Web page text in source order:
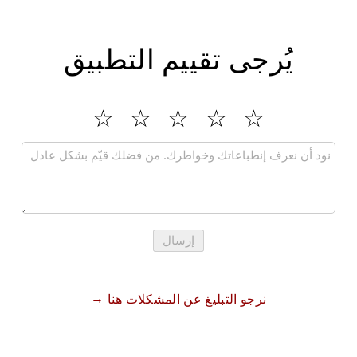
يُرجى تقييم التطبيق
إرسال
نرجو التبليغ عن المشكلات هنا